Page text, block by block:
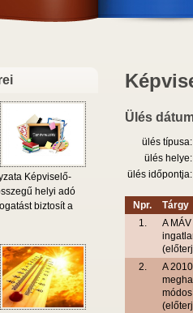
Képviselő-
helyi adó
biztosít a
Ülés
ülés típusa:
ülés helye:
ülés időpontja:
Npr.
Tárgy
1.
A
2.
A